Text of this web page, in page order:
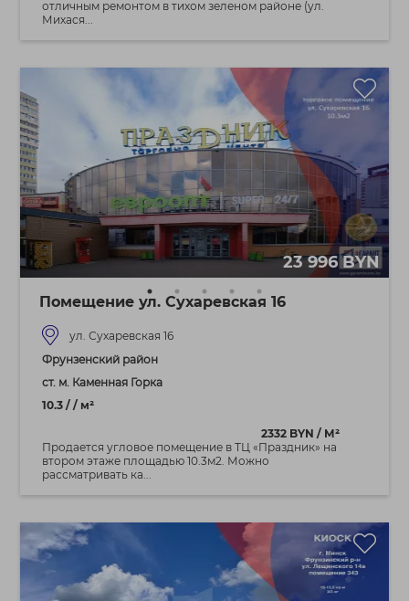
отличным ремонтом в тихом зеленом районе (ул.
Михася...
23 996 BYN
Помещение ул. Сухаревская 16
ул. Сухаревская 16
Фрунзенский район
ст. м. Каменная Горка
10.3 / / м²
2332 BYN / М²
Продается угловое помещение в ТЦ «Праздник» на
втором этаже площадью 10.3м2. Можно
рассматривать ка...